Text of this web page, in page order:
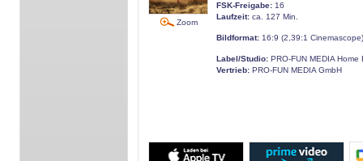
Zoom
FSK-Freigabe: 16
Laufzeit: ca. 127 Min.
Bildformat: 16:9 (2,39:1 Cinemascope)
Label/Studio: PRO-FUN MEDIA Home
Vertrieb: PRO-FUN MEDIA GmbH